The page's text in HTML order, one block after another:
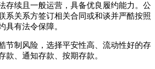
续且一般运营，具备优良履约能力。公
系关系方签订相关合同或和谈并严酷按照
具有法令保障。
制风险，选择平安性高、流动性好的存
款、通知存款、按期存款。